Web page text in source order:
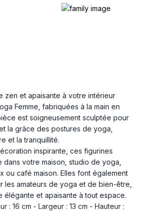
zen et apaisante à votre intérieur
Femme, fabriquées à la main en
est soigneusement sculptée pour
la grâce des postures de yoga,
et la tranquillité.
inspirante, ces figurines
votre maison, studio de yoga,
ou café maison. Elles font également
les amateurs de yoga et de bien-être,
élégante et apaisante à tout espace.
: 16 cm - Largeur : 13 cm - Hauteur :